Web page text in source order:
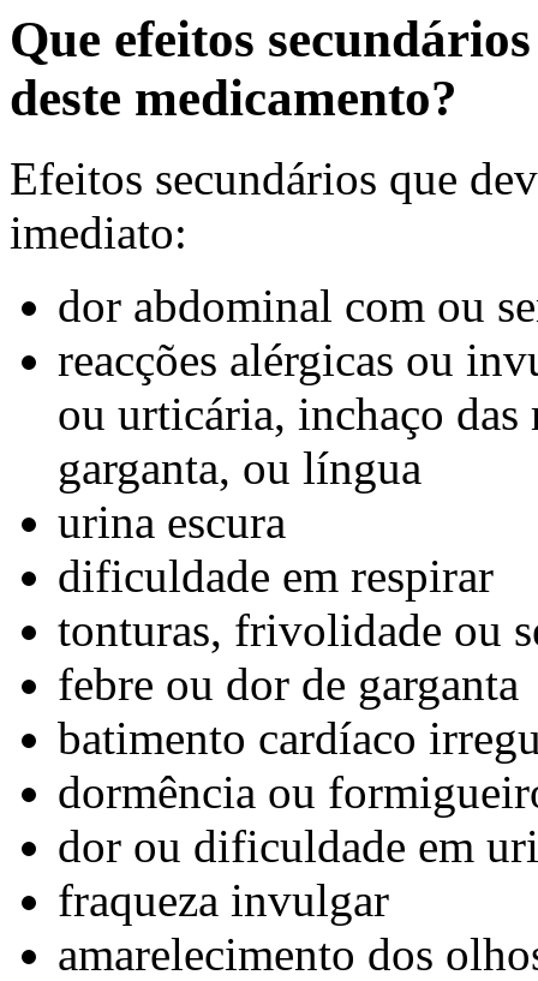
Que efeitos
deste medicamento?
Efeitos secundários que
imediato:
dor abdominal com ou
reacções alérgicas ou
ou urticária, inchaço das
garganta, ou língua
urina escura
dificuldade em respirar
tonturas, frivolidade ou
febre ou dor de garganta
batimento cardíaco
dormência ou
dor ou dificuldade em
fraqueza invulgar
amarelecimento dos